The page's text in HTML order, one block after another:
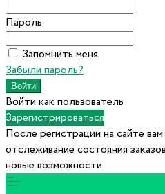
Пароль
Запомнить меня
Забыли пароль?
Войти как пользователь
Зарегистрироваться
После регистрации на сайте
отслеживание состояния
новые возможности